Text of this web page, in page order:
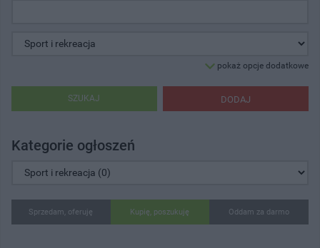
pokaż opcje dodatkowe
DODAJ
SZUKAJ
Kategorie ogłoszeń
Sprzedam, oferuję Kupię, poszukuję Oddam za darmo